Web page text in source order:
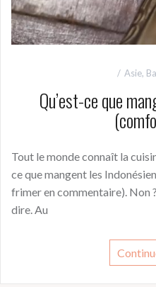
Asie,
Qu’est-ce que
Tout le monde connaît la
ce que mangent les
frimer en commentaire). Non
dire. Au